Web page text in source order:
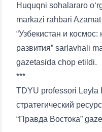
Huquqni sohalararo
markazi rahbari
“Узбекистан и
развития” sarlavhali
gazetasida chop etildi.
***
TDYU professori Leyla
стратегический
“Правда Востока”